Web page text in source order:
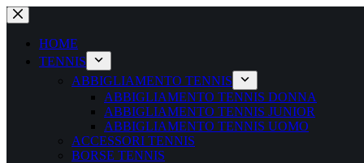
Salta
al
contenutoHOME
TENNIS
ABBIGLIAMENTO TENNIS
ABBIGLIAMENTO TENNIS DONNA
ABBIGLIAMENTO TENNIS JUNIOR
ABBIGLIAMENTO TENNIS UOMO
ACCESSORI TENNIS
BORSE TENNIS